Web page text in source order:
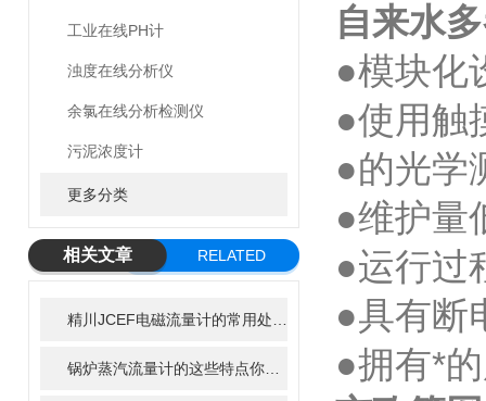
工业在线PH计
浊度在线分析仪
余氯在线分析检测仪
污泥浓度计
更多分类
相关文章
RELATED
自来水
●模块化
●使用触
●的光学
●维护量
●运行过
●具有断
●拥有*